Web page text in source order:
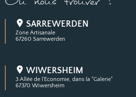
Où nous trouver ?
SARREWERDEN
Zone Artisanale
67260 Sarrewerden
WIWERSHEIM
3 Allée de l'Economie, dans la "Galerie"
67370 Wiwersheim